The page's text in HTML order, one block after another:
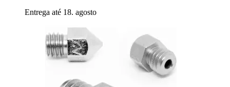
Entrega até 18. agosto